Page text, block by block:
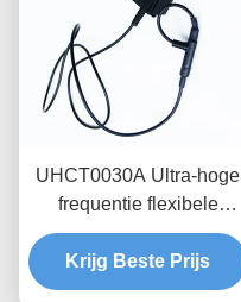
UHCT0030A Ultra-hoge
frequentie flexibele
stroomsonde met
200mV/A hoge
gevoeligheid 50MHz
Krijg Beste Prijs